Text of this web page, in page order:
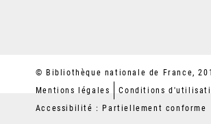
© Bibliothèque nationale de France,
Mentions légales
Conditions
Accessibilité : Partiellement conforme